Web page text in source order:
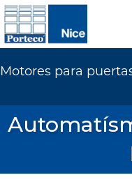
Motores para